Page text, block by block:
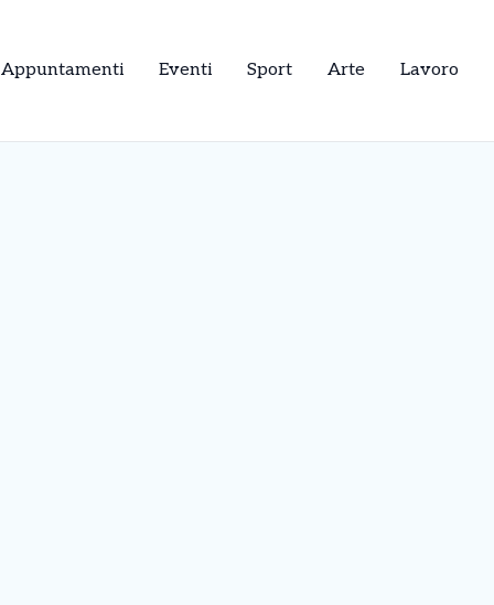
Appuntamenti Eventi Sport Arte Lavoro